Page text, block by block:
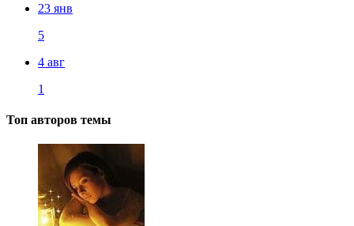
23 янв
5
4 авг
1
Топ авторов темы